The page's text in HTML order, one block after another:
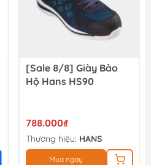
[Sale 8/8] Giày Bảo
Hộ Hans HS90
788.000₫
Thương hiệu: HANS
Mua ngay